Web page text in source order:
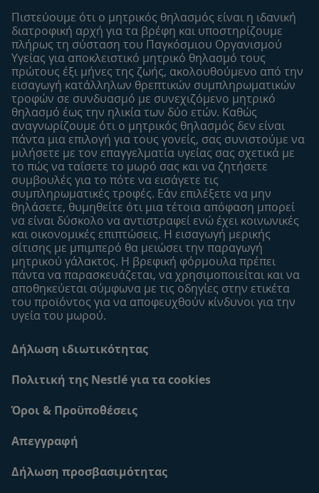
Συχνές ερωτήσεις
Αναζήτηση
Επικοινώνησε μαζί μας
Σχετικά με εμάς
Η σελίδα μου
Το προφίλ μου
Είσοδος/Εγγραφή
Προϊόντα
Εύρεση προϊόντος
Οι μάρκες μου
Εύρεση καταστήματος
Δείγματα
Πιστεύουμε ότι ο μητρικός θηλασμός είναι η ιδανική
διατροφική αρχή για τα βρέφη και υποστηρίζουμε
πλήρως τη σύσταση του Παγκόσμιου Οργανισμού
Υγείας για αποκλειστικό μητρικό θηλασμό τους
πρώτους έξι μήνες της ζωής, ακολουθούμενo από την
εισαγωγή κατάλληλων θρεπτικών συμπληρωματικών
τροφών σε συνδυασμό με συνεχιζόμενο μητρικό
θηλασμό έως την ηλικία των δύο ετών. Καθώς
αναγνωρίζουμε ότι ο μητρικός θηλασμός δεν είναι
πάντα μια επιλογή για τους γονείς, σας συνιστούμε να
μιλήσετε με τον επαγγελματία υγείας σας σχετικά με
το πώς να ταΐσετε το μωρό σας και να ζητήσετε
συμβουλές για το πότε να εισάγετε τις
συμπληρωματικές τροφές. Εάν επιλέξετε να μην
θηλάσετε, θυμηθείτε ότι μια τέτοια απόφαση μπορεί
να είναι δύσκολο να αντιστραφεί ενώ έχει κοινωνικές
και οικονομικές επιπτώσεις. Η εισαγωγή μερικής
σίτισης με μπιμπερό θα μειώσει την παραγωγή
μητρικού γάλακτος. Η βρεφική φόρμουλα πρέπει
πάντα να παρασκευάζεται, να χρησιμοποιείται και να
αποθηκεύεται σύμφωνα με τις οδηγίες στην ετικέτα
του προϊόντος για να αποφευχθούν κίνδυνοι για την
υγεία του μωρού.
Δήλωση ιδιωτικότητας
Πολιτική της Nestlé για τα cookies
Όροι & Προϋποθέσεις
Απεγγραφή
Δήλωση προσβασιμότητας